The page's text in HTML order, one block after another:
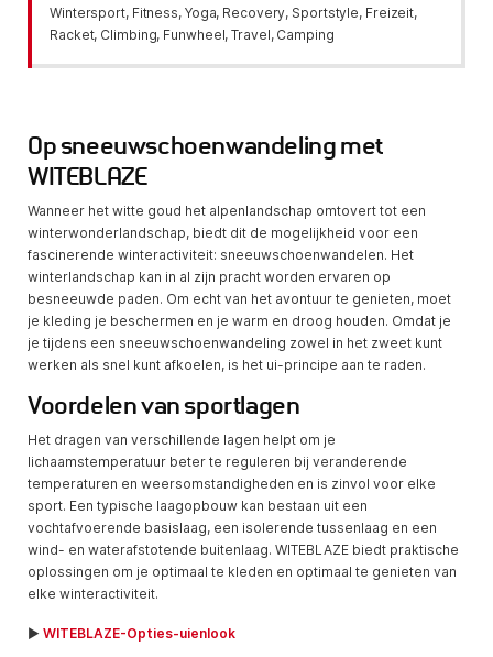
Wintersport, Fitness, Yoga, Recovery, Sportstyle, Freizeit,
Racket, Climbing, Funwheel, Travel, Camping
Op sneeuwschoenwandeling met
WITEBLAZE
Wanneer het witte goud het alpenlandschap omtovert tot een
winterwonderlandschap, biedt dit de mogelijkheid voor een
fascinerende winteractiviteit: sneeuwschoenwandelen. Het
winterlandschap kan in al zijn pracht worden ervaren op
besneeuwde paden. Om echt van het avontuur te genieten, moet
je kleding je beschermen en je warm en droog houden. Omdat je
je tijdens een sneeuwschoenwandeling zowel in het zweet kunt
werken als snel kunt afkoelen, is het ui-principe aan te raden.
Voordelen van sportlagen
Het dragen van verschillende lagen helpt om je
lichaamstemperatuur beter te reguleren bij veranderende
temperaturen en weersomstandigheden en is zinvol voor elke
sport. Een typische laagopbouw kan bestaan uit een
vochtafvoerende basislaag, een isolerende tussenlaag en een
wind- en waterafstotende buitenlaag. WITEBLAZE biedt praktische
oplossingen om je optimaal te kleden en optimaal te genieten van
elke winteractiviteit.
► WITEBLAZE-Opties-uienlook